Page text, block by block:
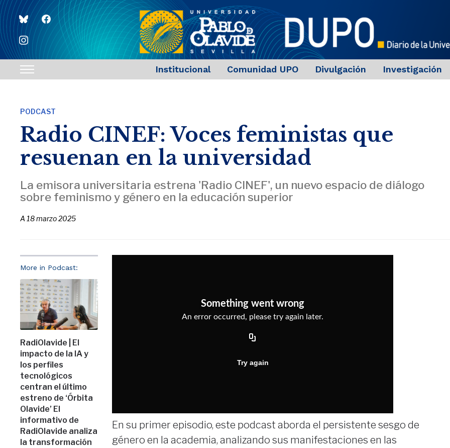
blueskyfacebook
instagram
Toggle
navigation
Institucional Comunidad UPO Divulgación Investigación
PODCAST
Radio CINEF: Voces feministas que
resuenan en la universidad
La emisora universitaria estrena 'Radio CINEF', un nuevo espacio de diálogo
sobre feminismo y género en la educación superior
A 18 marzo 2025
More in Podcast:
RadiOlavide | El
impacto de la IA y
los perfiles
tecnológicos
centran el último
estreno de ‘Órbita
Olavide’ El
informativo de
RadiOlavide analiza
la transformación
En su primer episodio, este podcast aborda el persistente sesgo de
género en la academia, analizando sus manifestaciones en las